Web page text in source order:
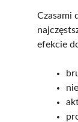
Czasami
efekcie